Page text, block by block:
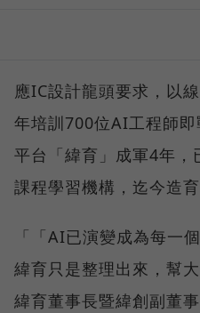
應IC設計龍頭要求，以
年培訓700位AI工程師
平台「緯育」成軍4年，
課程學習機構，迄今造
「「AI已演變成為每一
緯育只是整理出來，幫
緯育董事長暨緯創副董